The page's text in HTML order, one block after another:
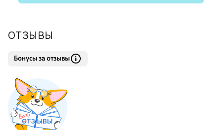
ОТЗЫВЫ
Бонусы за отзывы